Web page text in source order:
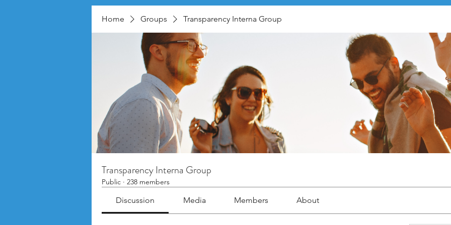
Home Groups Transparency Interna Group
Transparency Interna Group
Public · 238 members
Discussion Media Members About